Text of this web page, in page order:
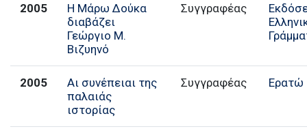
2005
Η Μάρω Δούκα
διαβάζει
Γεώργιο Μ.
Βιζυηνό
Συγγραφέας
2005
Αι συνέπειαι της
παλαιάς
ιστορίας
Συγγραφέας Ερατώ